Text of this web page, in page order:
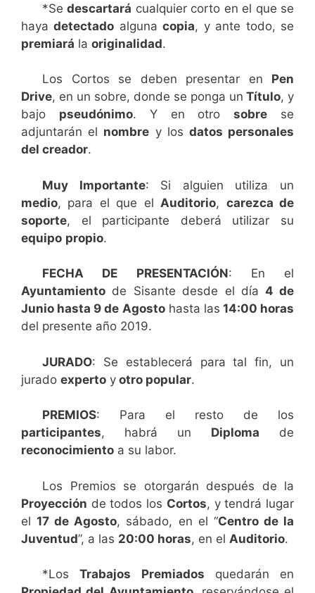
*Sedescartará cualquier corto en el que se
hayadetectado algunacopia, y ante todo, se
premiará la originalidad.
Los Cortos se deben presentar en Pen
Drive, en un sobre, donde se ponga un Título, y
bajo pseudónimo. Y en otrosobre se
adjuntarán el nombre y los datos personales
del creador.
Muy Importante: Si alguien utiliza un
medio, para el que el Auditorio, carezca de
soporte, el participante deberá utilizar su
equipo propio.
FECHA DE PRESENTACIÓN: En el
Ayuntamiento de Sisante desde el día 4 de
Junio hasta 9 de Agostohasta las 14:00 horas
del presente año 2019.
JURADO: Se establecerá para tal fin, un
jurado experto y otro popular.
PREMIOS: Para el resto de los
participantes, habrá un Diploma de
reconocimiento a su labor.
Los Premios se otorgarán después de la
Proyección de todos los Cortos, y tendrá lugar
el17 de Agosto, sábado, en el “Centro de la
Juventud”, a las 20:00 horas, en el Auditorio.
*Los Trabajos Premiados quedarán en